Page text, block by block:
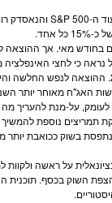
ה-S&P 500והנאסדק
בלבד ב-12 החודשים האחרונים, העליה המצומצמת ביותר מאז
האג"ח מאוחר יותר
על-מנת להעריך
תמריצים נוספת
נתפסת בשוק ככואבת
על ראשה ולקוות
השוק בכסף.